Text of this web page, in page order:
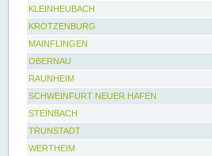
KLEINHEUBACH
KROTZENBURG
MAINFLINGEN
OBERNAU
RAUNHEIM
SCHWEINFURT NEUER HAFEN
STEINBACH
TRUNSTADT
WERTHEIM